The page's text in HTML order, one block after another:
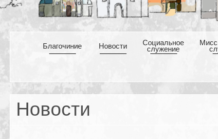
Благочиние Новости Cоциальное
служение
Новости